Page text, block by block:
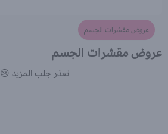
عروض مقشرات الجسم
عروض مقشرات الجسم
تعذر جلب المزيد 😢